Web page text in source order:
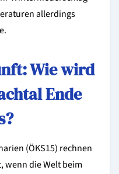
allerdings
Wie wird
Ende
(ÖKS15) rechnen
wenn die Welt beim